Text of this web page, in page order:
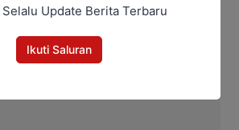
Update Berita Terbaru
Ikuti Saluran